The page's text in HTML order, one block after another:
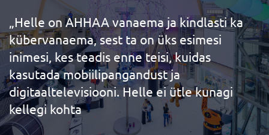
„Helle on AHHAA vanaema ja kindlasti ka
kübervanaema, sest ta on üks esimesi
inimesi, kes teadis enne teisi, kuidas
kasutada mobiilipangandust ja
digitaaltelevisiooni. Helle ei ütle kunagi
kellegi kohta